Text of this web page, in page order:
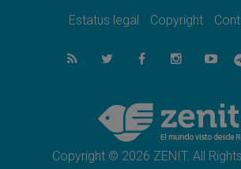
Estatus legal
Copyright
Copyright © 2026 ZENIT. All